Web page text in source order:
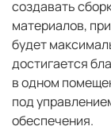
создавать
материалов,
будет
достигается
в одном
под
обеспечения.